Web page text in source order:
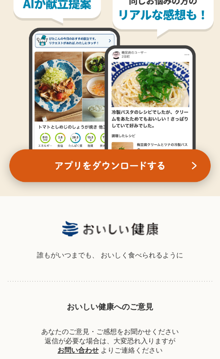
誰もがいつまでも、 おいしく食べられるように
おいしい健康へのご意見
あなたのご意見・ご感想をお聞かせください
返信が必要な場合は、大変恐れ入りますが
お問い合わせ よりご連絡ください